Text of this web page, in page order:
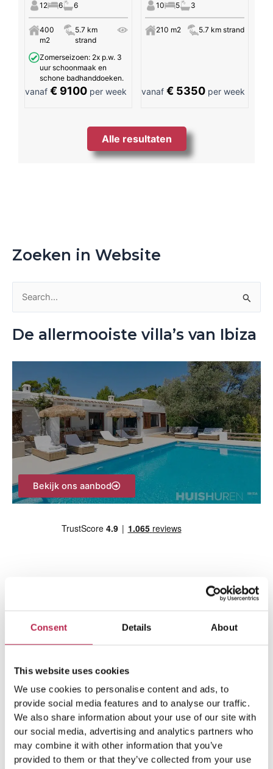
Consent Details About
This website uses cookies
We use cookies to personalise content and ads, to
provide social media features and to analyse our traffic.
We also share information about your use of our site with
our social media, advertising and analytics partners who
may combine it with other information that you’ve
provided to them or that they’ve collected from your use
12 6 6
400
m2
5.7 km
strand
Zomerseizoen: 2x p.w. 3
uur schoonmaak en
schone badhanddoeken.
vanaf € 9100 per week
10 5 3
210 m2 5.7 km strand
vanaf€ 5350 per week
Alle resultaten
Zoeken in Website
a
a
r
:
De allermooiste villa’s van Ibiza
Bekijk ons aanbod
Team Ibiza